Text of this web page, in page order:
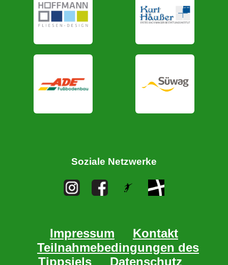
Soziale Netzwerke
Impressum
Kontakt
Teilnahmebedingungen des
Tippsiels
Datenschutz